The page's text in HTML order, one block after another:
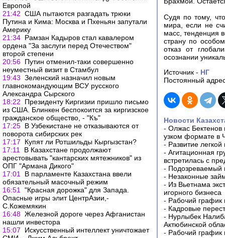
Европой
21:42 США пытаются разгадать трюки
Путина и Кима: Москва и Пхеньян запутали
Америку
21:34 Рамзан Кадыров стал кавалером
ордена "За заслуги перед Отечеством"
второй степени
20:56 Путин отменил-таки совершенно
неуместный визит в Стамбул
19:43 Зеленский назначил новым
главнокомандующим ВСУ русского
Александра Сырского
18:22
Президенту Киргизии пришло письмо
из США. Блинкен беспокоится за киргизское
гражданское общество, - "Къ"
17:25 В Узбекистане не отказываются от
поворота сибирских рек
17:17
Купят ли Ротшильды Кыргызстан?
17:11
В Казахстане продолжают
арестовывать "кантарских мятежников" из
ОПГ "Армана Дикого"
17:01
В парламенте Казахстана ввели
обязательный масочный режим
16:51
"Красная дорожка" для Запада.
Опасные игры элит ЦентрАзии,-
С.Кожемякин
16:48 Железной дороге через Афганистан
нашли инвестора
15:07
Искусственный интеллект уничтожает
Судя по тому,
мира, если не
масс, тенденция
страну по
отказ от
осознании
Источник - НГ
Постоянный
Новости
- Олжас Бектенов
узком формате в
- Развитие
- Агитационная
встретилась с
- Подозреваемый
- Незаконные
- Из Вьетнама
игорного бизнеса
- Рабочий график
- Кадровые
- Нурлыбек
Актюбинской
- Рабочий график